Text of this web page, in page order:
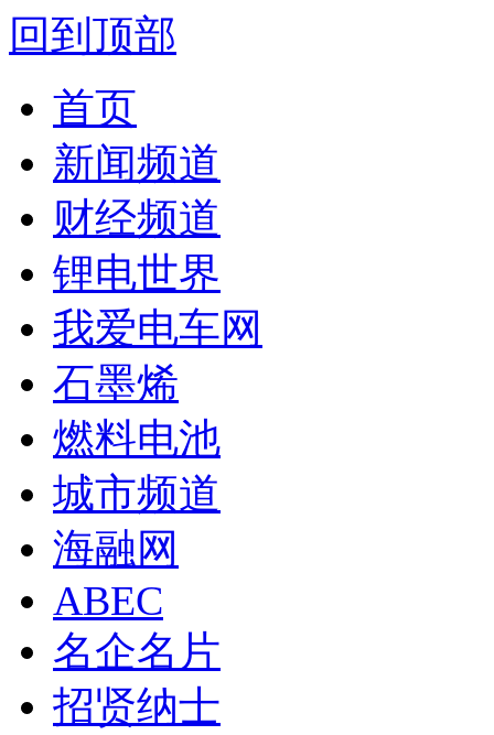
回到顶部
首页
新闻频道
财经频道
锂电世界
我爱电车网
石墨烯
燃料电池
城市频道
海融网
ABEC
名企名片
招贤纳士